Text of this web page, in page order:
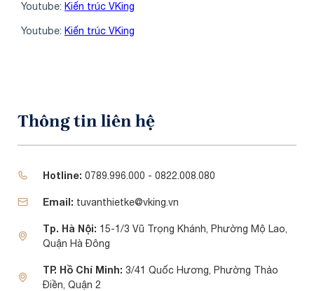
Youtube: Kiến trúc VKing
Youtube: Kiến trúc VKing
Thông tin liên hệ
Hotline: 0789.996.000 - 0822.008.080
Email: tuvanthietke@vking.vn
Tp. Hà Nội: 15-1/3 Vũ Trọng Khánh, Phường Mộ Lao,
Quận Hà Đông
TP. Hồ Chí Minh: 3/41 Quốc Hương, Phường Thảo
Điền, Quận 2